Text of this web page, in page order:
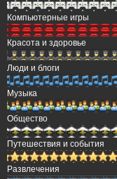
Компьютерные игры
Красота и здоровье
Люди и блоги
Музыка
Общество
Путешествия и события
Развлечения